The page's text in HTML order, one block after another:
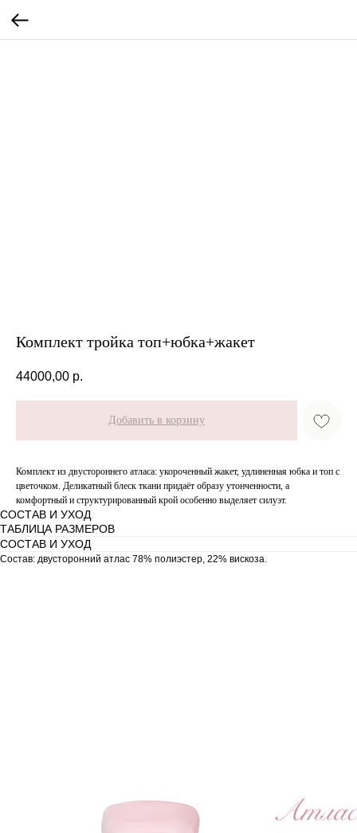
Комплект тройка топ+юбка+жакет
44000,00 р.
Добавить в корзину
Комплект из двустороннего атласа: укороченный жакет, удлиненная юбка и топ с
цветочком. Деликатный блеск ткани придаёт образу утонченности, а
комфортный и структурированный крой особенно выделяет силуэт.
СОСТАВ И УХОД
ТАБЛИЦА РАЗМЕРОВ
СОСТАВ И УХОД
Состав: двусторонний атлас 78% полиэстер, 22% вискоза.